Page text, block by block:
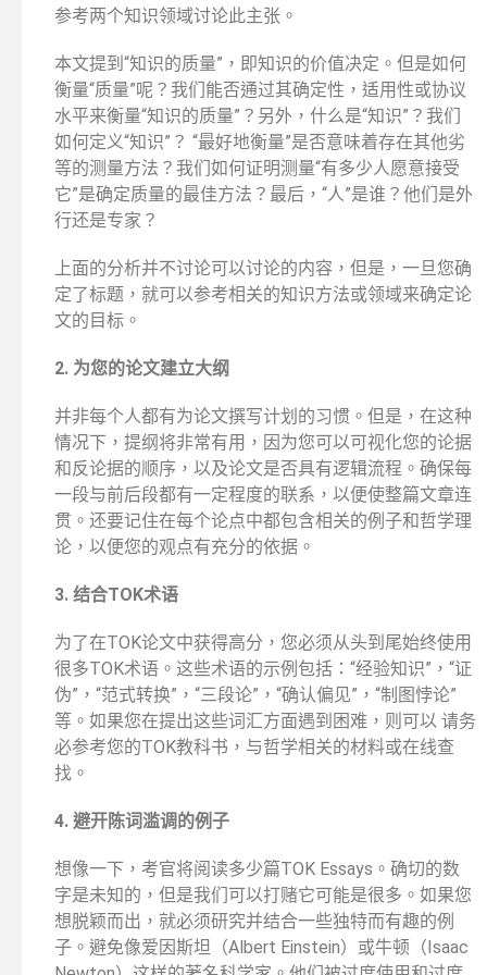
参考两个知识领域讨论此主张。
本文提到“知识的质量”，即知识的价值决定。但是如何
衡量“质量”呢？我们能否通过其确定性，适用性或协议
水平来衡量“知识的质量”？另外，什么是“知识”？我们
如何定义“知识”？ “最好地衡量”是否意味着存在其他劣
等的测量方法？我们如何证明测量“有多少人愿意接受
它”是确定质量的最佳方法？最后，“人”是谁？他们是外
行还是专家？
上面的分析并不讨论可以讨论的内容，但是，一旦您确
定了标题，就可以参考相关的知识方法或领域来确定论
文的目标。
2. 为您的论文建立大纲
并非每个人都有为论文撰写计划的习惯。但是，在这种
情况下，提纲将非常有用，因为您可以可视化您的论据
和反论据的顺序，以及论文是否具有逻辑流程。确保每
一段与前后段都有一定程度的联系，以便使整篇文章连
贯。还要记住在每个论点中都包含相关的例子和哲学理
论，以便您的观点有充分的依据。
3. 结合TOK术语
为了在TOK论文中获得高分，您必须从头到尾始终使用
很多TOK术语。这些术语的示例包括：“经验知识”，“证
伪”，“范式转换”，“三段论”，“确认偏见”，“制图悖论”
等。如果您在提出这些词汇方面遇到困难，则可以 请务
必参考您的TOK教科书，与哲学相关的材料或在线查
找。
4. 避开陈词滥调的例子
想像一下，考官将阅读多少篇TOK Essays。确切的数
字是未知的，但是我们可以打赌它可能是很多。如果您
想脱颖而出，就必须研究并结合一些独特而有趣的例
子。避免像爱因斯坦（Albert Einstein）或牛顿（Isaac